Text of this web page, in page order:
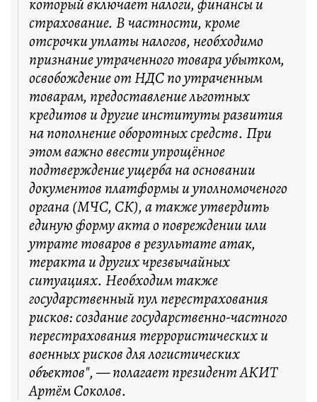
страхование. В частности, кроме
отсрочки уплаты налогов, необходимо
признание утраченного товара убытком,
освобождение от НДС по утраченным
товарам, предоставление льготных
кредитов и другие институты развития
на пополнение оборотных средств. При
этом важно ввести упрощённое
подтверждение ущерба на основании
документов платформы и уполномоченого
органа (МЧС, СК), а также утвердить
единую форму акта о повреждении или
утрате товаров в результате атак,
теракта и других чрезвычайных
ситуациях. Необходим также
государственный пул перестрахования
рисков: создание государственно-частного
перестрахования террористических и
военных рисков для логистических
объектов", — полагает президент АКИТ
Артём Соколов.